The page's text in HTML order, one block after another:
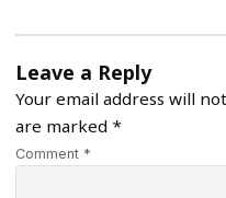
Leave a Reply
Your email address will
are marked *
Comment *